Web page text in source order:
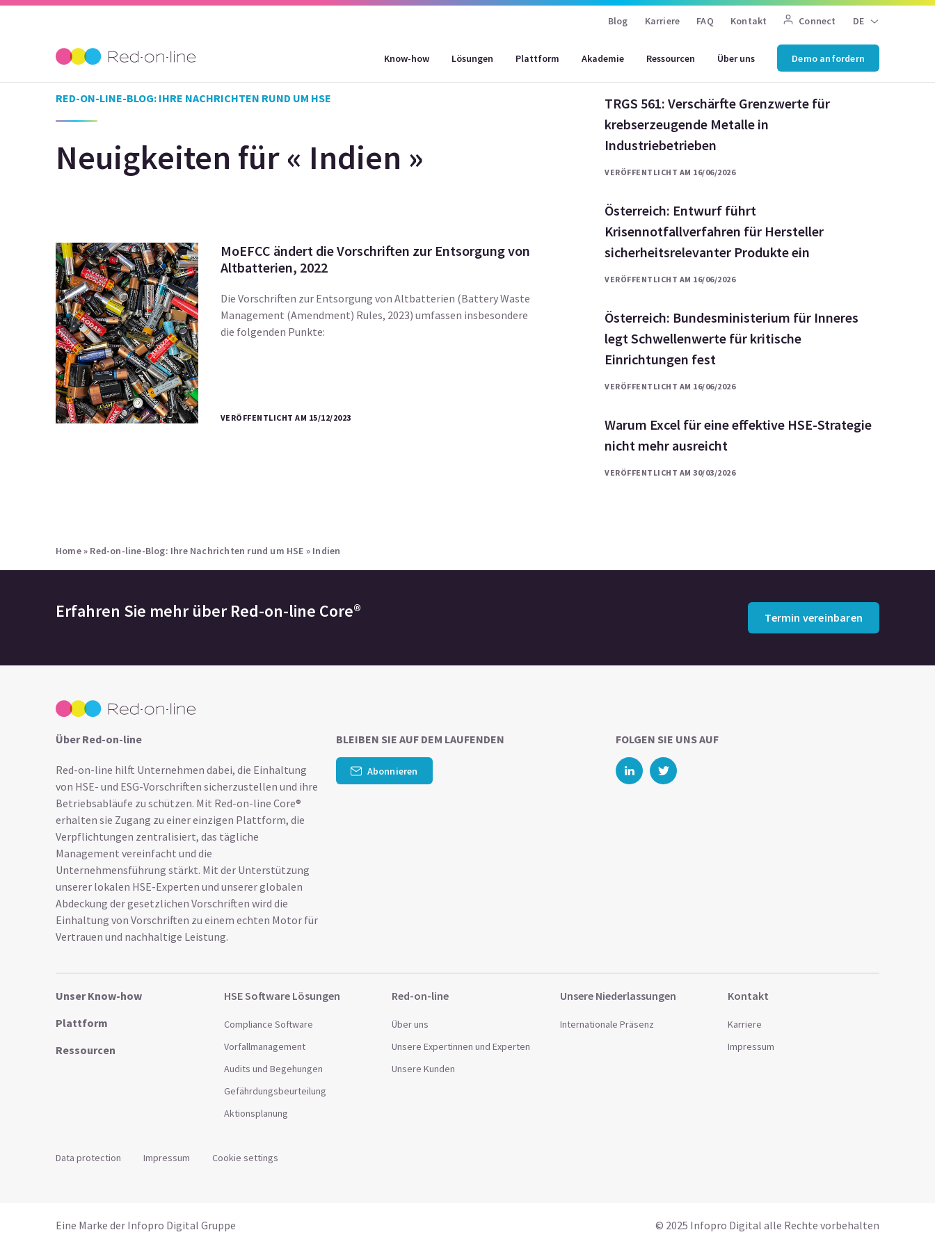
Blog Karriere FAQ Kontakt Connect DE
Know-how Lösungen Plattform Akademie Ressourcen Über uns Demo anfordern
RED-ON-LINE-BLOG: IHRE NACHRICHTEN RUND UM HSE
Neuigkeiten für « Indien »
MoEFCC ändert die Vorschriften zur Entsorgung von
Altbatterien, 2022
Die Vorschriften zur Entsorgung von Altbatterien (Battery Waste
Management (Amendment) Rules, 2023) umfassen insbesondere
die folgenden Punkte:
VERÖFFENTLICHT AM 15/12/2023
Arbeitgeber zu verschärfter
VERÖFFENTLICHT AM 16/06/2026
TRGS 561: Verschärfte Grenzwerte für
krebserzeugende Metalle in
Industriebetrieben
VERÖFFENTLICHT AM 16/06/2026
Österreich: Entwurf führt
Krisennotfallverfahren für Hersteller
sicherheitsrelevanter Produkte ein
VERÖFFENTLICHT AM 16/06/2026
Österreich: Bundesministerium für Inneres
legt Schwellenwerte für kritische
Einrichtungen fest
VERÖFFENTLICHT AM 16/06/2026
Warum Excel für eine effektive HSE-Strategie
nicht mehr ausreicht
VERÖFFENTLICHT AM 30/03/2026
Home» Red-on-line-Blog: Ihre Nachrichten rund um HSE » Indien
Erfahren Sie mehr überRed-on-line Core® Termin vereinbaren
Über Red-on-line
Red-on-line hilft Unternehmen dabei, die Einhaltung
von HSE- und ESG-Vorschriften sicherzustellen und ihre
Betriebsabläufe zu schützen. Mit Red-on-line Core®
erhalten sie Zugang zu einer einzigen Plattform, die
Verpflichtungen zentralisiert, das tägliche
Management vereinfacht und die
Unternehmensführung stärkt. Mit der Unterstützung
unserer lokalen HSE-Experten und unserer globalen
Abdeckung der gesetzlichen Vorschriften wird die
Einhaltung von Vorschriften zu einem echten Motor für
Vertrauen und nachhaltige Leistung.
BLEIBEN SIE AUF DEM LAUFENDEN
Abonnieren
FOLGEN SIE UNS AUF
Unser Know-how
Plattform
Ressourcen
HSE Software Lösungen
Compliance Software
Vorfallmanagement
Audits und Begehungen
Gefährdungsbeurteilung
Aktionsplanung
Red-on-line
Über uns
Unsere Expertinnen und Experten
Unsere Kunden
Unsere Niederlassungen
Internationale Präsenz
Kontakt
Karriere
Impressum
Data protection Impressum Cookie settings
Eine Marke der Infopro Digital Gruppe © 2025 Infopro Digital alle Rechte vorbehalten